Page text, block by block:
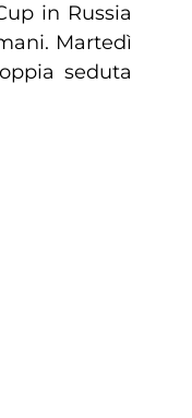
in Russia
Martedì
seduta